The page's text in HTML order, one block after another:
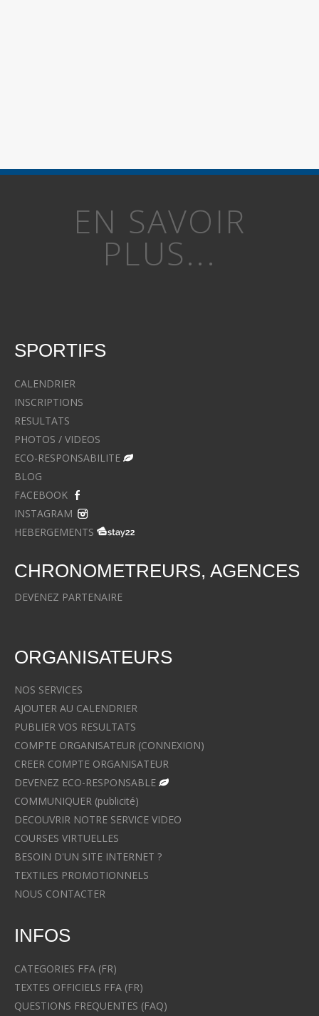
EN SAVOIR
PLUS...
SPORTIFS
CALENDRIER
INSCRIPTIONS
RESULTATS
PHOTOS / VIDEOS
ECO-RESPONSABILITE
BLOG
FACEBOOK
INSTAGRAM
HEBERGEMENTS
CHRONOMETREURS, AGENCES
DEVENEZ PARTENAIRE
ORGANISATEURS
NOS SERVICES
AJOUTER AU CALENDRIER
PUBLIER VOS RESULTATS
COMPTE ORGANISATEUR (CONNEXION)
CREER COMPTE ORGANISATEUR
DEVENEZ ECO-RESPONSABLE
COMMUNIQUER (publicité)
DECOUVRIR NOTRE SERVICE VIDEO
COURSES VIRTUELLES
BESOIN D'UN SITE INTERNET ?
TEXTILES PROMOTIONNELS
NOUS CONTACTER
INFOS
CATEGORIES FFA (FR)
TEXTES OFFICIELS FFA (FR)
QUESTIONS FREQUENTES (FAQ)